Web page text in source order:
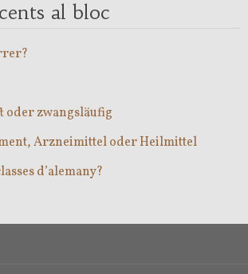
al bloc
oder zwangsläufig
Arzneimittel oder Heilmittel
d’alemany?